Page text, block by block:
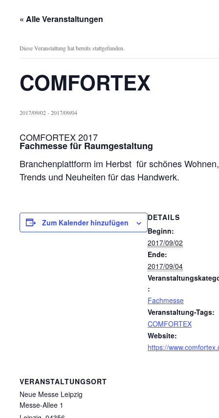
« Alle Veranstaltungen
Diese Veranstaltung hat bereits stattgefunden.
COMFORTEX
2017/09/02-2017/09/04
COMFORTEX 2017
Fachmesse für Raumgestaltung
Branchenplattform im Herbst für schönes
Trends und Neuheiten für das Handwerk.
Zum Kalender hinzufügen
DETAILS
Beginn:
2017/09/02
Ende:
2017/09/04
:
Fachmesse
Veranstaltung-Tags:
COMFORTEX
Website:
https://
VERANSTALTUNGSORT
Neue Messe Leipzig
Messe-Allee 1